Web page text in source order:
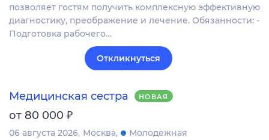
позволяет гостям получить комплексную эффективную
диагностику, преображение и лечение. Обязанности: -
Подготовка рабочего…
Откликнуться
Медицинская сестра НОВАЯ
от 80 000 ₽
06 августа 2026 Москва
Молодежная